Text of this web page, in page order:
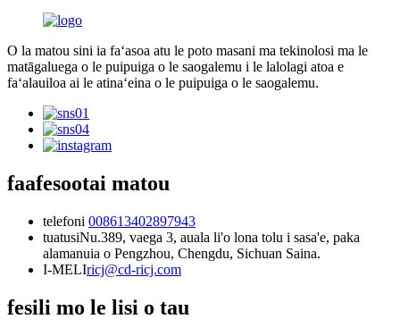
O la matou sini ia faʻasoa atu le poto masani ma tekinolosi ma le
matāgaluega o le puipuiga o le saogalemu i le lalolagi atoa e
faʻalauiloa ai le atinaʻeina o le puipuiga o le saogalemu.
faafesootai matou
telefoni 008613402897943
tuatusiNu.389, vaega 3, auala li'o lona tolu i sasa'e, paka
alamanuia o Pengzhou, Chengdu, Sichuan Saina.
I-MELIricj@cd-ricj.com
fesili mo le lisi o tau